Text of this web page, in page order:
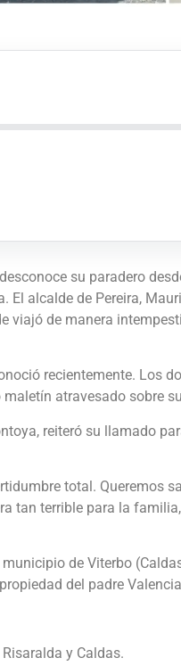
su paradero
alcalde de Pereira,
de manera
recientemente. Los
atravesado sobre
reiteró su llamado
total. Queremos
tan terrible para la
de Viterbo
del padre
y Caldas.